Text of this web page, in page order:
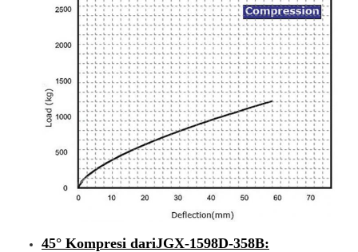
45° Kompresi dariJGX-1598D-358B: